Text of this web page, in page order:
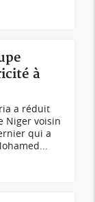
à
a réduit
Niger voisin
qui a